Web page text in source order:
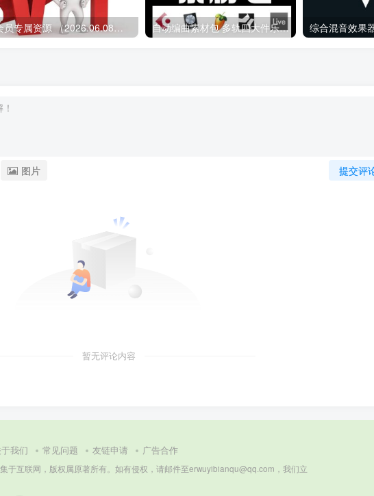
会员专属资源 （2026.06.08更新） 自动编曲素材包 多轨四大件乐器 Midi文件
提交评
图片
暂无评论内容
我们 常见问题 友链申请 广告合作
于互联网，版权属原著所有。如有侵权，请邮件至erwuyibianqu@qq.com，我们立